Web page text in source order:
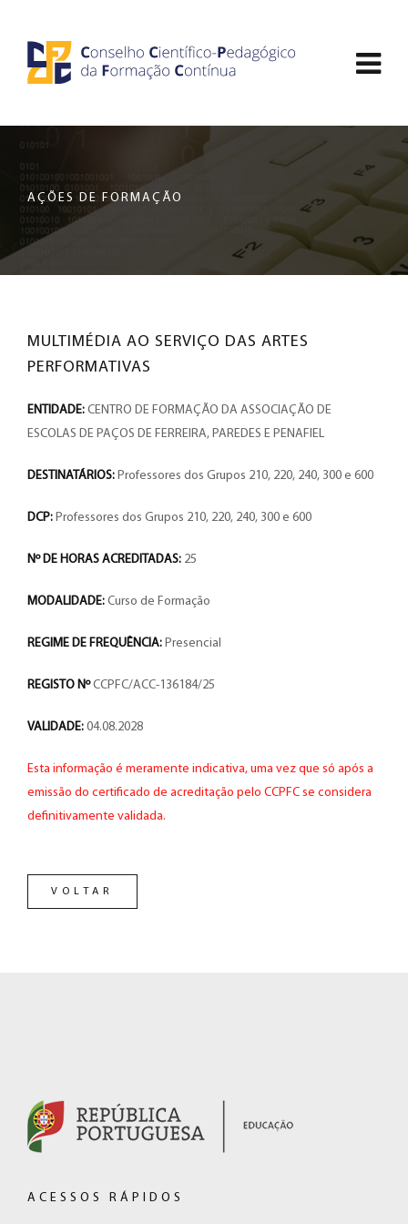
conteúdo
da
-
CONSELHO
CIENTÍFICO-
PEDAGÓGICO
DA
CONTÍNUA
de
AÇÕES DE FORMAÇÃO
MULTIMÉDIA AO SERVIÇO DAS ARTES
PERFORMATIVAS
ENTIDADE: CENTRO DE FORMAÇÃO DA ASSOCIAÇÃO DE
ESCOLAS DE PAÇOS DE FERREIRA, PAREDES E PENAFIEL
DESTINATÁRIOS: Professores dos Grupos 210, 220, 240, 300 e 600
DCP: Professores dos Grupos 210, 220, 240, 300 e 600
Nº DE HORAS ACREDITADAS: 25
MODALIDADE: Curso de Formação
REGIME DE FREQUÊNCIA: Presencial
REGISTO NºCCPFC/ACC-136184/25
VALIDADE: 04.08.2028
Esta informação é meramente indicativa, uma vez que só após a
emissão do certificado de acreditação pelo CCPFC se considera
definitivamente validada.
VOLTAR
ACESSOS RÁPIDOS